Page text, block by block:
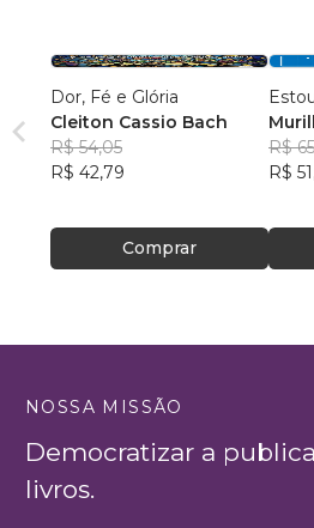
Dor, Fé e Glória
Cleiton Cassio Bach
R$ 54,05
R$ 42,79
Comprar
R$
R$
NOSSA MISSÃO
Democratizar a
livros.